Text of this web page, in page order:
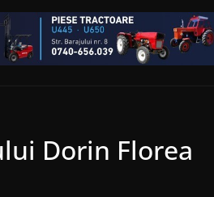
Dorin Florea